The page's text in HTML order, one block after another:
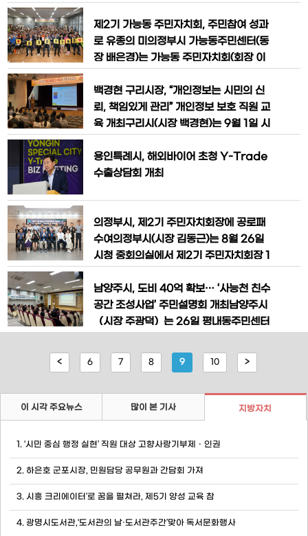
대 개발사업의 진행 상황을 종합적으로 살
피기 위해 마련했다.자일산림욕장은 연중
자
열고 명예황톳길지킴이27명을 위촉했다.
명예황톳길지킴이(이하 지킴이)는 하남시
의 주요 황톳길과 맨발길을 직접 이용하며
행하는 자원봉사자로,위촉일부터1년간 활
동한다.이번1기 지킴이는 맨발길에 애착
을 가지
제2기 가능동 주민자치회, 주민참여 성과
로 유종의 미의정부시 가능동주민센터(동
장 배은경)는 가능동 주민자치회(회장 이
023년 9월부터 이어온 제2기 주민자치
회 임기를 성공적으로 마무리했다고 밝혔
다.주민자치회는 지역 발전을 위해 주민들
자치계획 수립‧주민참여예산 제안‧주민총
회 개최 등 다양한 기능을 수행한다. 제2
백경현 구리시장, “개인정보는 시민의 신
뢰, 책임있게 관리” 개인정보 보호 직원 교
육 개최​구리시(시장 백경현)는 9월 1일 시
보보호 인식 제고와 역량 강화를 위한 교
육을 실시했다.이번 교육은 최근 사회 전
기관의 책임 있는 개인정보 관리와 안전한
행정 환경 조성을 위해 마련되었다.
용인특례시, 해외바이어 초청 Y-Trade
수출상담회 개최
의정부시, 제2기 주민자치회장에 공로패
수여의정부시(시장 김동근)는 8월 26일
시청 중회의실에서 제2기 주민자치회장 1
전했다.이번 수여식은 제3기 주민자치회
출범을 앞두고 연임제한 또는 자진 사의를
표명한 12개 동 주민자치회장들의 임기
를 통해 그간 지역사회 발전을 위해 헌신
한 이들의 노고를 격려했다.주민자치회는
남양주시, 도비 40억 확보… ‘사능천 친수
공간 조성사업’ 주민설명회 개최​남양주시
（시장 주광덕）는 26일 평내동주민센터
위한 주민설명회를 개최했다고 밝혔다.이
번 설명회는 사업 추진에 대한 시민들의
공간을 함께 만들어가기 위해 열렸다.설명
회에는 평내‧호평 지역 주민 50여 명이 참
석했으며, 시는 사업 계획과 세부 추진 방
< 6 7 8 9 10 >
이 시각 주요뉴스 많이 본 기사 지방자치
1. ‘시민 중심 행정 실현’ 직원 대상 고향사랑기부제ㆍ인권
2. 하은호 군포시장, 민원담당 공무원과 간담회 가져
3. 시흥 크리에이터’로 꿈을 펼쳐라, 제5기 양성 교육 참
4. 광명시도서관,‘도서관의 날·도서관주간’맞아 독서문화행사